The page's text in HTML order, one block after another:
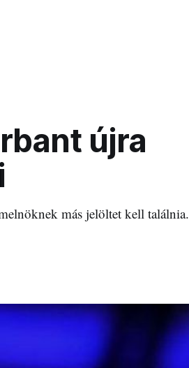
újra
más jelöltet kell találnia.